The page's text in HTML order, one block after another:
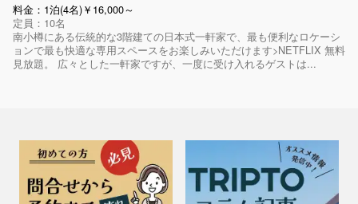
料金：1泊(4名)￥16,000～
定員：10名
南小樽にある伝統的な3階建ての日本式一軒家で、最も便利なロケーシ
ョンで最も快適な専用スペースをお楽しみいただけます>NETFLIX 無料
見放題。 広々とした一軒家ですが、一度に受け入れるゲストは...